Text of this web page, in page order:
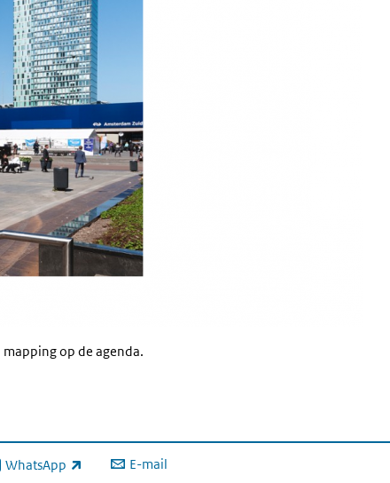
mapping op de agenda.
WhatsApp
link) E-mail